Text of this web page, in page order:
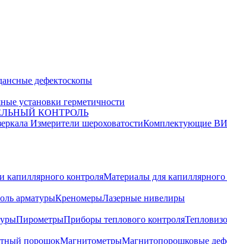
дефектоскопы
установки герметичности
КОНТРОЛЬ
Измерители шероховатостиКомплектующие
капиллярного контроляМатериалы для капиллярного
арматурыКреномерыЛазерные нивелиры
ПирометрыПриборы теплового контроля
порошокМагнитометрыМагнитопорошковые